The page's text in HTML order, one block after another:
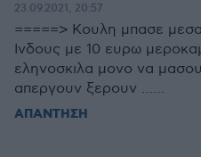
23.09.2021, 20:57
=====> Κουλη μπασε
Ινδους με 10 ευρω
εληνοσκιλα μονο να
απεργουν ξερουν ……
ΑΠΑΝΤΗΣΗ